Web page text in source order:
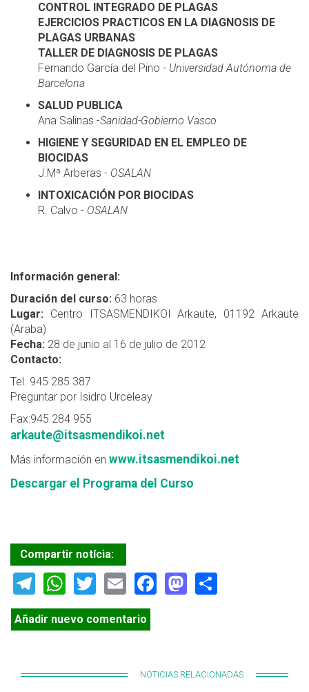
CONTROL INTEGRADO DE PLAGAS
EJERCICIOS PRACTICOS EN LA DIAGNOSIS DE
PLAGAS URBANAS
TALLER DE DIAGNOSIS DE PLAGAS
Fernando García del Pino - Universidad Autónoma de
Barcelona
SALUD PUBLICA
Ana Salinas -Sanidad-Gobierno Vasco
HIGIENE Y SEGURIDAD EN EL EMPLEO DE
BIOCIDAS
J.Mª Arberas - OSALAN
INTOXICACIÓN POR BIOCIDAS
R. Calvo - OSALAN
Información general:
Duración del curso: 63 horas
Lugar: Centro ITSASMENDIKOI Arkaute, 01192 Arkaute
(Araba)
Fecha: 28 de junio al 16 de julio de 2012
Contacto:
Tel. 945 285 387
Preguntar por Isidro Urceleay
Fax:945 284 955
arkaute@itsasmendikoi.net
Más información en www.itsasmendikoi.net
Descargar el Programa del Curso
Compartir notícia:
Telegram
WhatsApp
TwitterEmailFacebook
Mastodon
Añadir nuevo comentario
NOTICIAS RELACIONADAS